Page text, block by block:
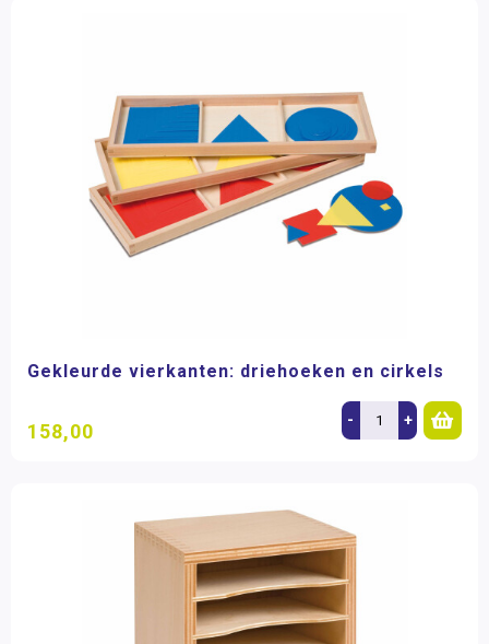
Gekleurde vierkanten: driehoeken en cirkels
158,00 - +